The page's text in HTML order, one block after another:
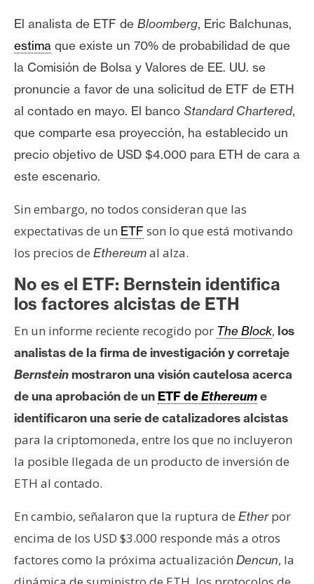
s
R
e
c
u
s
o
C
n
t
c
t
o
P
u
b
l
c
a
d
El analista de ETF de Bloomberg, Eric Balchunas,
estima que existe un 70% de probabilidad de que
la Comisión de Bolsa y Valores de EE. UU. se
pronuncie a favor de una solicitud de ETF de ETH
al contado en mayo. El banco Standard Chartered,
que comparte esa proyección, ha establecido un
precio objetivo de USD $4.000 para ETH de cara a
este escenario.
Sin embargo, no todos consideran que las
expectativas de un ETF son lo que está motivando
los precios de Ethereumal alza.
No es el ETF: Bernstein identifica
los factores alcistas de ETH
En un informe reciente recogido por The Block, los
analistas de la firma de investigación y corretaje
Bernsteinmostraron una visión cautelosa acerca
de una aprobación de un ETF deEthereume
identificaron una serie de catalizadores alcistas
para la criptomoneda, entre los que no incluyeron
la posible llegada de un producto de inversión de
ETH al contado.
En cambio, señalaron que la ruptura de Etherpor
encima de los USD $3.000 responde más a otros
factores como la próxima actualización Dencun, la